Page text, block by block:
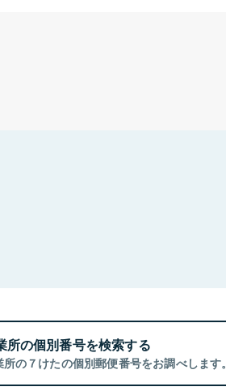
所の個別番号を検索する
所の７けたの個別郵便番号をお調べします。